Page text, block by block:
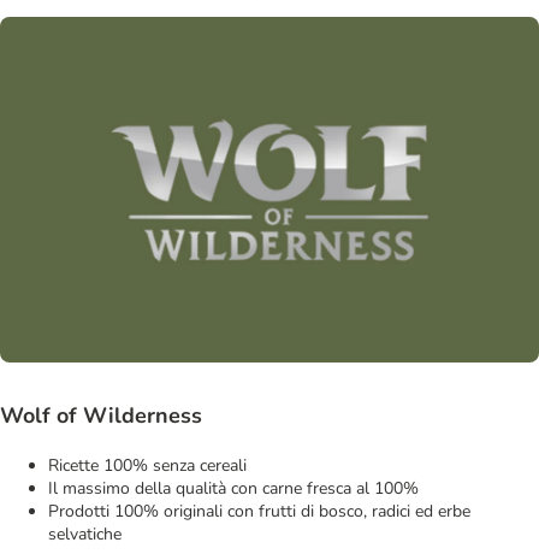
Wolf of Wilderness
Ricette 100% senza cereali
Il massimo della qualità con carne fresca al 100%
Prodotti 100% originali con frutti di bosco, radici ed erbe
selvatiche